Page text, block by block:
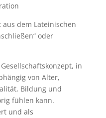
dem Lateinischen
oder
in
von Alter,
Bildung und
fühlen kann.
und als